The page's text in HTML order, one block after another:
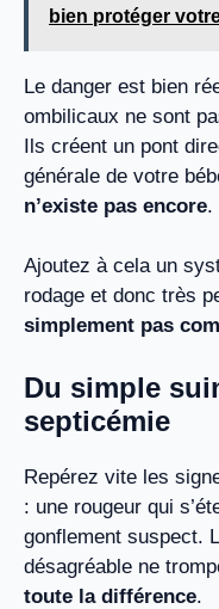
bien protéger
Le danger est bien
ombilicaux ne sont
Ils créent un pont
générale de votre
n’existe pas encore.
Ajoutez à cela un
rodage et donc très
simplement pas
Du simple
septicémie
Repérez vite les
: une rougeur qui
gonflement suspect.
désagréable ne
toute la différence.